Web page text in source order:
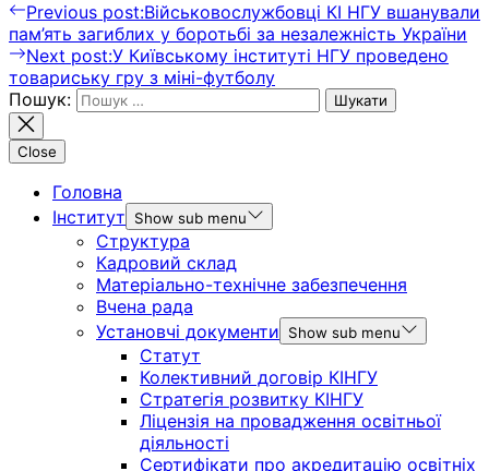
Previous post:Військовослужбовці КІ НГУ вшанували
пам’ять загиблих у боротьбі за незалежність України
Next post:У Київському інституті НГУ проведено
товариську гру з міні-футболу
Пошук:
Close
Головна
Інститут
Show sub menu
Структура
Кадровий склад
Матеріально-технічне забезпечення
Вчена рада
Установчі документи
Show sub menu
Статут
Колективний договір КІНГУ
Стратегія розвитку КІНГУ
Ліцензія на провадження освітньої
діяльності
Сертифікати про акредитацію освітніх